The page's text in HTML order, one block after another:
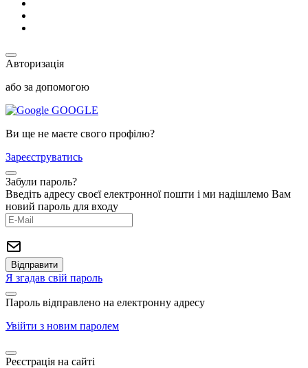
Авторизація
або за допомогою
GOOGLE
Ви ще не маєте свого профілю?
Зареєструватись
Забули пароль?
Введіть адресу своєї електронної пошти і ми надішлемо Вам
новий пароль для входу
Я згадав свій пароль
Пароль відправлено на електронну адресу
Увійти з новим паролем
Реєстрація на сайті